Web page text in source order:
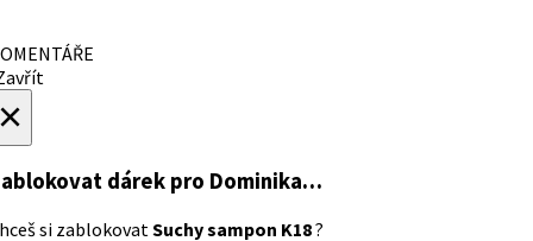
dárek pro Dominika…
si zablokovatSuchy sampon K18?